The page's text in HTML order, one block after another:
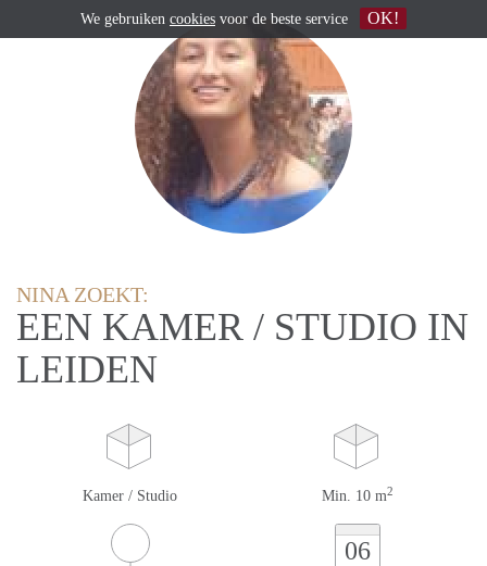
NINA ZOEKT:
EEN KAMER / STUDIO IN
LEIDEN
Kamer / Studio Min. 10 m2
06
We gebruiken cookies voor de beste service OK!